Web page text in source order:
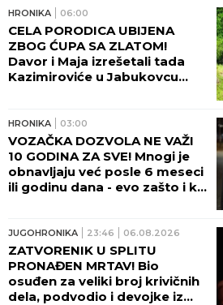
HRONIKA 06:00
CELA PORODICA UBIJENA
ZBOG ĆUPA SA ZLATOM!
Davor i Maja izrešetali tada
Kazimiroviće u Jabukovcu
HRONIKA 03:00
VOZAČKA DOZVOLA NE VAŽI
10 GODINA ZA SVE! Mnogi je
obnavljaju već posle 6 meseci
ili godinu dana - evo zašto i ko
JUGOHRONIKA 23:46 06.08.2026
ZATVORENIK U SPLITU
PRONAĐEN MRTAV! Bio
osuđen za veliki broj krivičnih
dela, podvodio i devojke iz